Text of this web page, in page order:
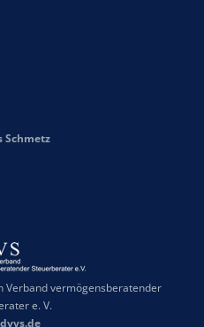
Schmetz
Verband vermögensberatender
e. V.